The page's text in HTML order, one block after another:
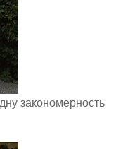
закономерность